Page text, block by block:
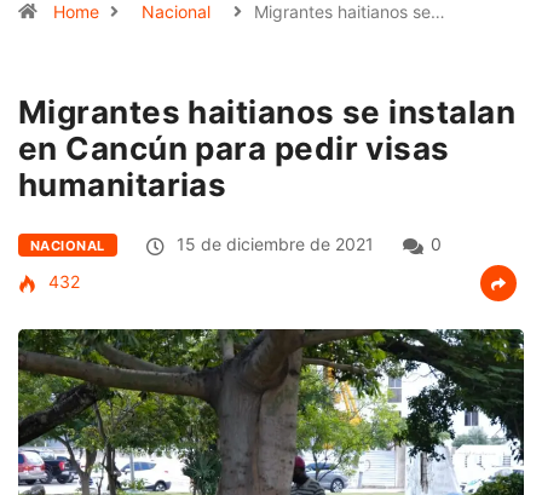
Home Nacional Migrantes haitianos se…
Migrantes haitianos se instalan
en Cancún para pedir visas
humanitarias
NACIONAL 15 de diciembre de 2021
0
432